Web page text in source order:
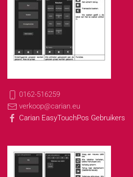
0162-516259
verkoop@carian.eu
Carian EasyTouchPos Gebruikers